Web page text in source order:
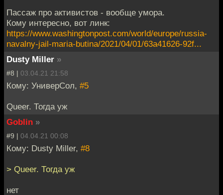
Пассаж про активистов - вообще умора.
Кому интересно, вот линк:
https://www.washingtonpost.com/world/europe/russia-
navalny-jail-maria-butina/2021/04/01/63a41626-92f...
Dusty Miller »
#8 | 03.04.21 21:58
Кому: УниверСол, #5
Queer. Тогда уж
Goblin »
#9 | 04.04.21 00:08
Кому: Dusty Miller, #8
> Queer. Тогда уж
нет